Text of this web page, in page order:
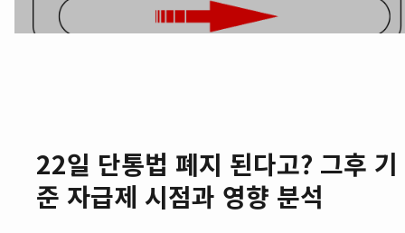
22일 단통법 폐지 된다고? 그후 기
준 자급제 시점과 영향 분석